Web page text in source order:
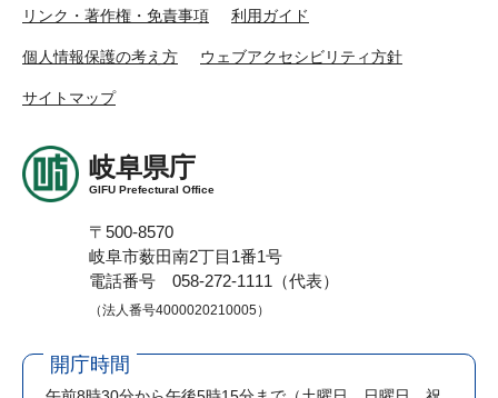
リンク・著作権・免責事項 利用ガイド
個人情報保護の考え方 ウェブアクセシビリティ方針
サイトマップ
岐阜県庁
GIFU Prefectural Office
〒500-8570
岐阜市薮田南2丁目1番1号
電話番号 058-272-1111（代表）
（法人番号4000020210005）
開庁時間